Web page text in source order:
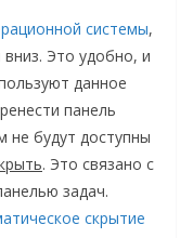
системы,
Это удобно, и
данное
панель
не будут доступны
. Это связано с
задач.
скрытие